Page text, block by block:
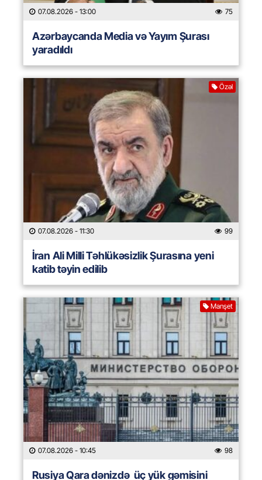
07.08.2026 - 13:00 75
Azərbaycanda Media və Yayım Şurası
yaradıldı
Özəl
07.08.2026 - 11:30 99
İran Ali Milli Təhlükəsizlik Şurasına yeni
katib təyin edilib
Manşet
07.08.2026 - 10:45 98
Rusiya Qara dənizdə üç yük gəmisini